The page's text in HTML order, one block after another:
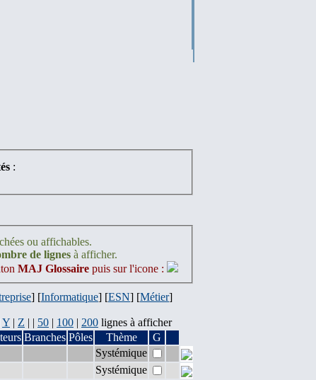
:
ou affichables.
de lignes à afficher.
MAJ Glossaire puis sur l'icone :
] [Informatique] [ESN] [Métier]
Y | Z | | 50 | 100 | 200 lignes à afficher
Branches Pôles Thème
G
Systémique
Systémique